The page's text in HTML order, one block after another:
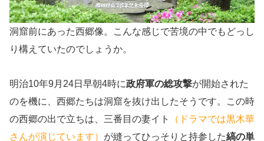
洞窟前にあった西郷像。こんな感じで苦境の中でもどっし
り構えていたのでしょうか。
明治10年9月24日早朝4時に政府軍の総攻撃が開始された
のを機に、西郷たちは洞窟を抜け出したそうです。この時
の西郷の出で立ちは、三番目の妻イト
（ドラマでは黒木華
さんが演じています） が縫ってひっそりと持参した縞の単